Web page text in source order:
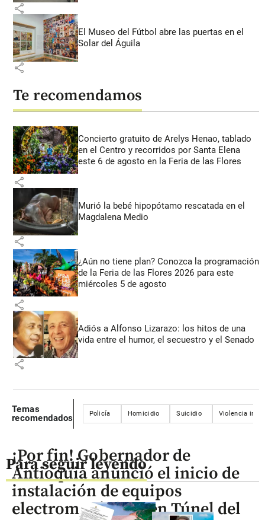
share
El Museo del Fútbol abre las puertas en el
Solar del Águila
share
Te recomendamos
Concierto gratuito de Arelys Henao, tablado
en el Centro y recorridos por Santa Elena
este 6 de agosto en la Feria de las Flores
share
Murió la bebé hipopótamo rescatada en el
Magdalena Medio
share
¿Aún no tiene plan? Conozca la programación
de la Feria de las Flores 2026 para este
miércoles 5 de agosto
share
Adiós a Alfonso Lizarazo: los hitos de una
vida entre el humor, el secuestro y el Senado
share
Temas
recomendados
Policía Homicidio Suicidio Violencia
Para seguir leyendo
¡Por fin! Gobernador de
Antioquia anunció el inicio de
instalación de equipos
electromecánicos en Túnel del